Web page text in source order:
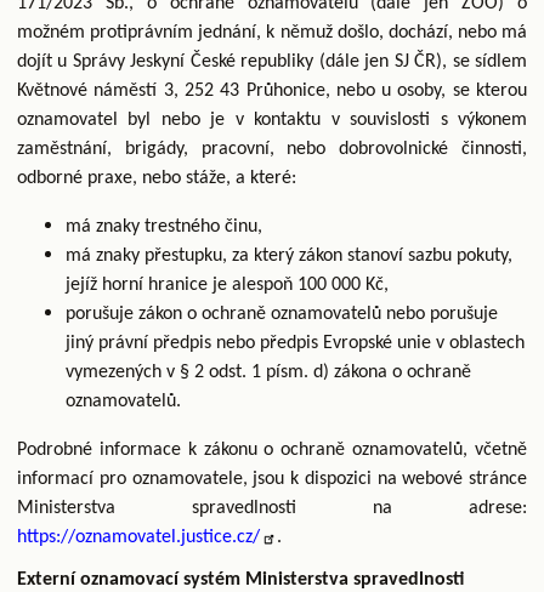
možném protiprávním jednání, k němuž došlo, dochází, nebo má
dojít u Správy Jeskyní České republiky (dále jen SJ ČR), se sídlem
Květnové náměstí 3, 252 43 Průhonice, nebo u osoby, se kterou
oznamovatel byl nebo je v kontaktu v souvislosti s výkonem
zaměstnání, brigády, pracovní, nebo dobrovolnické činnosti,
odborné praxe, nebo stáže, a které:
má znaky trestného činu,
má znaky přestupku, za který zákon stanoví sazbu pokuty,
jejíž horní hranice je alespoň 100 000 Kč,
porušuje zákon o ochraně oznamovatelů nebo porušuje
jiný právní předpis nebo předpis Evropské unie v oblastech
vymezených v § 2 odst. 1 písm. d) zákona o ochraně
oznamovatelů.
Podrobné informace k zákonu o ochraně oznamovatelů, včetně
informací pro oznamovatele, jsou k dispozici na webové stránce
Ministerstva spravedlnosti na adrese:
https://oznamovatel.justice.cz/
.
Externí oznamovací systém Ministerstva spravedlnosti